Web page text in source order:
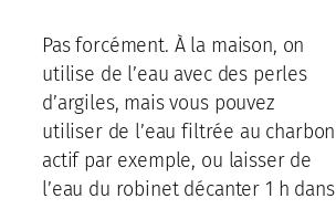
Pas forcément. À la maison, on
utilise de l’eau avec des perles
d’argiles, mais vous pouvez
utiliser de l’eau filtrée au charbon
actif par exemple, ou laisser de
l’eau du robinet décanter 1 h dans